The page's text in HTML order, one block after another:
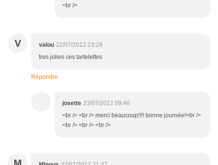
<br />
V valou 22/07/2012 23:28
tres jolies ces tartelettes
Répondre
josette 23/07/2012 09:46
<br /> <br /> merci beaucoup!!!! bonne journée!<br />
<br /> <br /> <br />